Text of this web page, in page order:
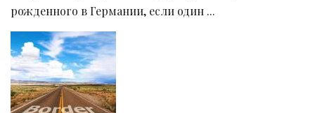
рожденного в Германии, если один ...